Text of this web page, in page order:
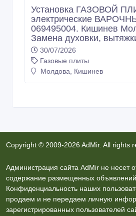
Замена духовки,
ПЕРЕПОДКЛЮЧЕНИЕ.
30/07/2026
Газовые плиты
Молдова, Кишинев
Администрация сайта AdMir не несет
содержание размещенных
продаем и не передаем личную
зарегистрированных пользователей
лицам. Мы не несем ответственность
конфиденциальности сайтов на
На некоторых страницах нашего сайта